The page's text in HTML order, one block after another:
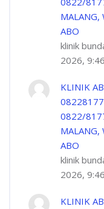
ABO
klinik
2026,
KLINIK
0822/
ABO
klinik
2026,
KLINIK